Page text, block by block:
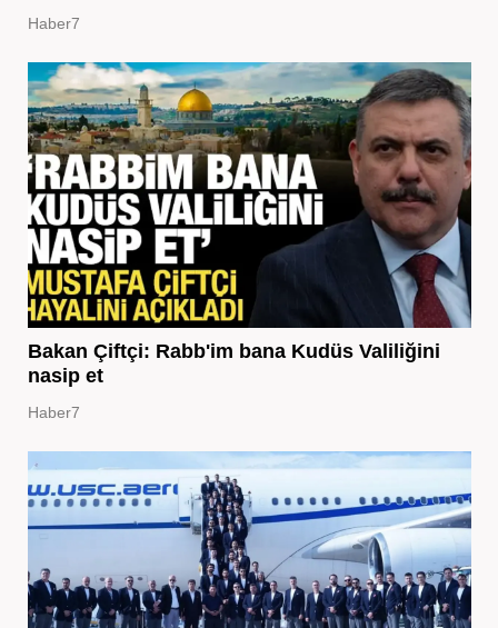
Haber7
Bakan Çiftçi: Rabb'im bana Kudüs Valiliğini
nasip et
Haber7